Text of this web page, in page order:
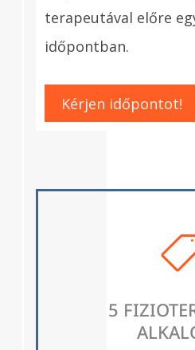
terapeutával előre
időpontban.
Kérjen időpontot!
5